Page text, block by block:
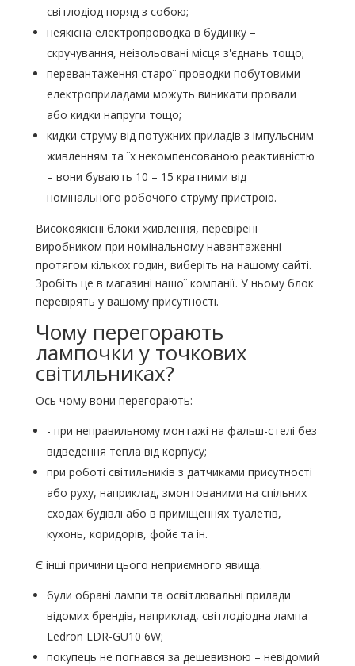
світлодіод поряд з собою;
неякісна електропроводка в будинку –
скручування, неізольовані місця з'єднань тощо;
перевантаження старої проводки побутовими
електроприладами можуть виникати провали
або кидки напруги тощо;
кидки струму від потужних приладів з імпульсним
живленням та їх некомпенсованою реактивністю
– вони бувають 10 – 15 кратними від
номінального робочого струму пристрою.
Високоякісні блоки живлення, перевірені
виробником при номінальному навантаженні
протягом кількох годин, виберіть на нашому сайті.
Зробіть це в магазині нашої компанії. У ньому блок
перевірять у вашому присутності.
Чому перегорають
лампочки у точкових
світильниках?
Ось чому вони перегорають:
- при неправильному монтажі на фальш-стелі без
відведення тепла від корпусу;
при роботі світильників з датчиками присутності
або руху, наприклад, змонтованими на спільних
сходах будівлі або в приміщеннях туалетів,
кухонь, коридорів, фойє та ін.
Є інші причини цього неприємного явища.
були обрані лампи та освітлювальні прилади
відомих брендів, наприклад, світлодіодна лампа
Ledron LDR-GU10 6W;
покупець не погнався за дешевизною – невідомий